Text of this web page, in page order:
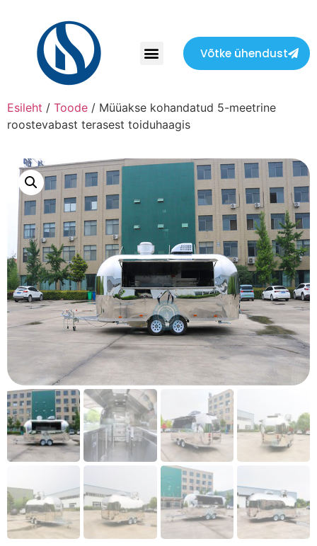
Võtke ühendust
Esileht / Toode / Müüakse kohandatud 5-meetrine
roostevabast terasest toiduhaagis